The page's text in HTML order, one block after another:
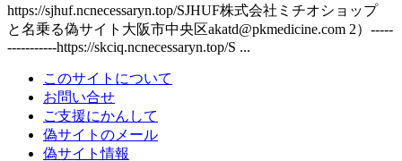
https://sjhuf.ncnecessaryn.top/SJHUF株式会社ミチオショップ
と名乗る偽サイト大阪市中央区akatd@pkmedicine.com 2）-----
-----------https://skciq.ncnecessaryn.top/S ...
このサイトについて
お問い合せ
ご支援にかんして
偽サイトのメール
偽サイト情報